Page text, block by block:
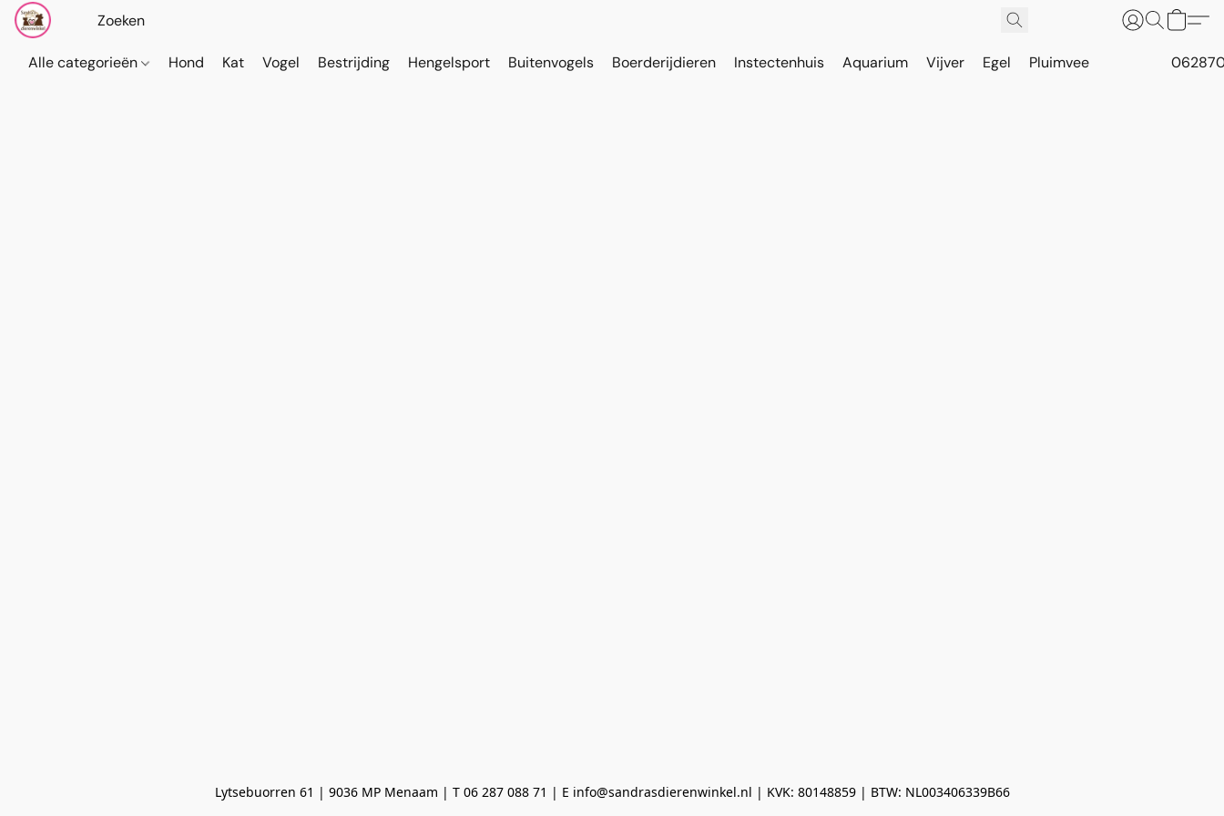
Alle categorieën Hond Kat Vogel Bestrijding Hengelsport Buitenvogels Boerderijdieren Instectenhuis Aquarium Vijver Egel Pluimvee
Lytsebuorren 61 | 9036 MP Menaam | T 06 287 088 71 | E info@sandrasdierenwinkel.nl | KVK: 80148859 | BTW: NL003406339B66